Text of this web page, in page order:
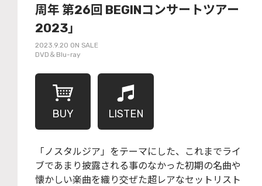
周年 第26回 BEGINコンサートツアー
2023」
2023.9.20 ON SALE
DVD＆Blu-ray
BUY LISTEN
「ノスタルジア」をテーマにした、これまでライ
ブであまり披露される事のなかった初期の名曲や
懐かしい楽曲を織り交ぜた超レアなセットリスト